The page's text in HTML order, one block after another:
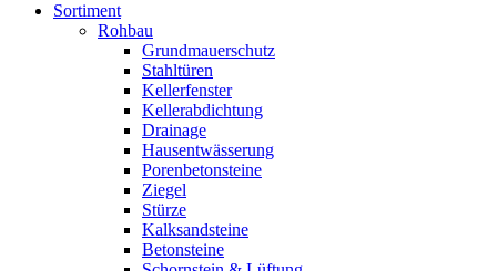
Sortiment
Rohbau
Grundmauerschutz
Stahltüren
Kellerfenster
Kellerabdichtung
Drainage
Hausentwässerung
Porenbetonsteine
Ziegel
Stürze
Kalksandsteine
Betonsteine